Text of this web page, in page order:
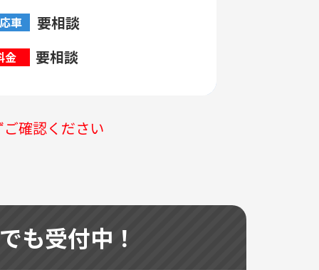
車 要相談
金 要相談
確認ください
も受付中！